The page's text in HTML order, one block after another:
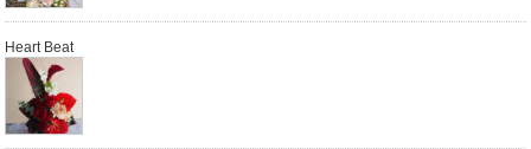
Heart Beat